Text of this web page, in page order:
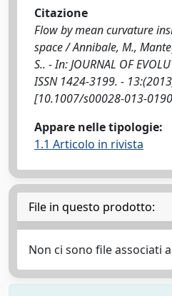
Citazione
Flow by mean curvature
space / Annibale, M.,
S.. - In: JOURNAL OF
ISSN 1424-3199. -
[10.1007/s00028-013-
Appare nelle tipologie:
1.1 Articolo in rivista
File in questo prodotto:
Non ci sono file associati